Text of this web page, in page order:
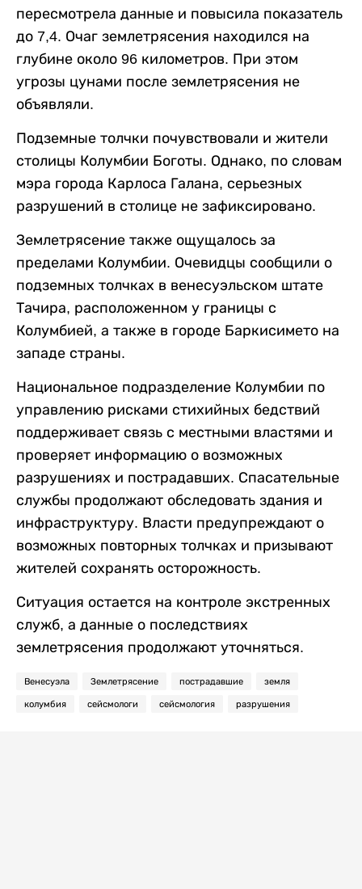
пересмотрела данные и повысила показатель
до 7,4. Очаг землетрясения находился на
глубине около 96 километров. При этом
угрозы цунами после землетрясения не
объявляли.
Подземные толчки почувствовали и жители
столицы Колумбии Боготы. Однако, по словам
мэра города Карлоса Галана, серьезных
разрушений в столице не зафиксировано.
Землетрясение также ощущалось за
пределами Колумбии. Очевидцы сообщили о
подземных толчках в венесуэльском штате
Тачира, расположенном у границы с
Колумбией, а также в городе Баркисимето на
западе страны.
Национальное подразделение Колумбии по
управлению рисками стихийных бедствий
поддерживает связь с местными властями и
проверяет информацию о возможных
разрушениях и пострадавших. Спасательные
службы продолжают обследовать здания и
инфраструктуру. Власти предупреждают о
возможных повторных толчках и призывают
жителей сохранять осторожность.
Ситуация остается на контроле экстренных
служб, а данные о последствиях
землетрясения продолжают уточняться.
Венесуэла Землетрясение пострадавшие земля
колумбия сейсмологи сейсмология разрушения